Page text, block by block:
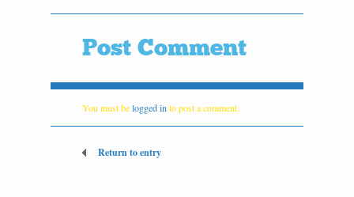
Post Comment
You must belogged in to post a comment.
Return to entry